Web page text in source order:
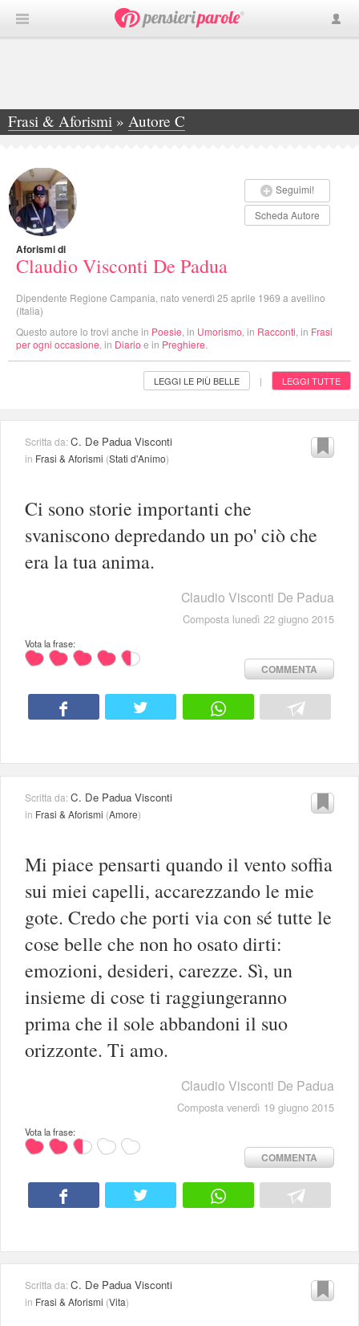
Frasi & Aforismi » Autore C
»Claudio Visconti De Padua
Seguimi!
Scheda Autore
Aforismi di
Claudio Visconti De Padua
Dipendente Regione Campania, nato venerdì 25 aprile 1969 a avellino
(Italia)
Questo autore lo trovi anche in Poesie , in Umorismo , in Racconti , in Frasi
per ogni occasione , in Diario e in Preghiere
LEGGI LE PIÙ BELLE | LEGGI TUTTE
Scritta da:C. De Padua Visconti
in Frasi & Aforismi (Stati d'Animo)
Ci sono storie importanti che
svaniscono depredando un po' ciò che
era la tua anima.
Claudio Visconti De Padua
Composta lunedì 22 giugno 2015
Vota la frase:
COMMENTA
Scritta da:C. De Padua Visconti
in Frasi & Aforismi (Amore)
Mi piace pensarti quando il vento soffia
sui miei capelli, accarezzando le mie
gote. Credo che porti via con sé tutte le
cose belle che non ho osato dirti:
emozioni, desideri, carezze. Sì, un
insieme di cose ti raggiungeranno
prima che il sole abbandoni il suo
orizzonte. Ti amo.
Claudio Visconti De Padua
Composta venerdì 19 giugno 2015
Vota la frase:
COMMENTA
Scritta da:C. De Padua Visconti
in Frasi & Aforismi (Vita)